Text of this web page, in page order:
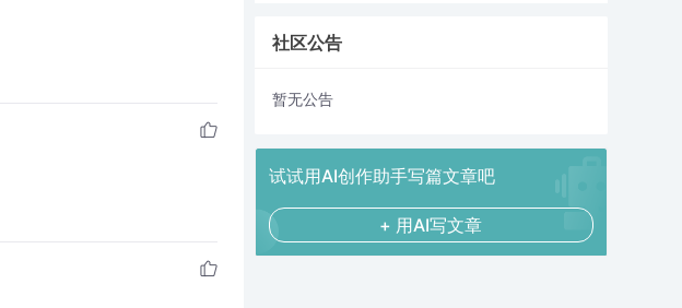
社区公告
暂无公告
试试用AI创作助手写篇文章吧
+ 用AI写文章